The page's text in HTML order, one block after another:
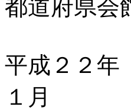
都道府県会
平成２２年
１月 八